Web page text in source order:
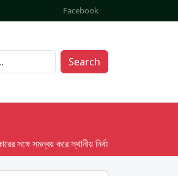
Facebook
Search
সঙ্গে সমন্বয় করে স্থানীয় নির্বাচনের তফসিল দেবে ইসি;